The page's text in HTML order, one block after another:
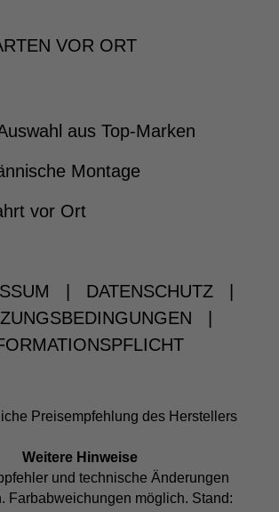
VOR ORT
aus Top-Marken
Montage
vor Ort
DATENSCHUTZ
Preisempfehlung des Herstellers
Weitere Hinweise
und technische Änderungen
Farbabweichungen möglich. Stand: